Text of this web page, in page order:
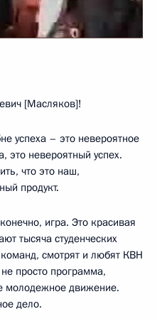
[Масляков]!
успеха – это невероятное
это невероятный успех.
что это наш,
продукт.
игра. Это красивая
тысяча студенческих
смотрят и любят КВН
просто программа,
молодежное движение.
дело.